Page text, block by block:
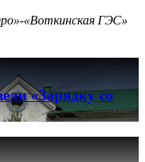
«Воткинская ГЭС»
«Зарядку со